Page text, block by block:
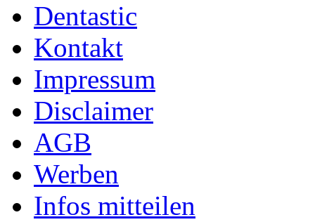
Dentastic
Kontakt
Impressum
Disclaimer
AGB
Werben
Infos mitteilen